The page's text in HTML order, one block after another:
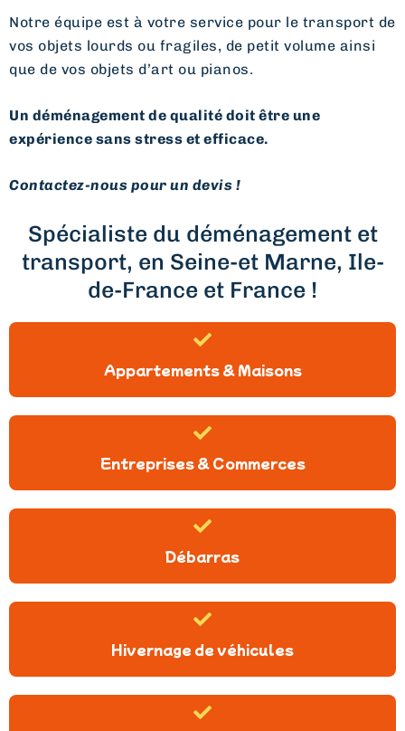
Notre équipe est à votre service pour le transport de
vos objets lourds ou fragiles, de petit volume ainsi
que de vos objets d’art ou pianos.
Un déménagement de qualité doit être une
expérience sans stress et efficace.
Contactez-nous pour un devis !
Spécialiste du déménagement et
transport, en Seine-et Marne, Ile-
de-France et France !
Appartements & Maisons
Entreprises & Commerces
Débarras
Hivernage de véhicules